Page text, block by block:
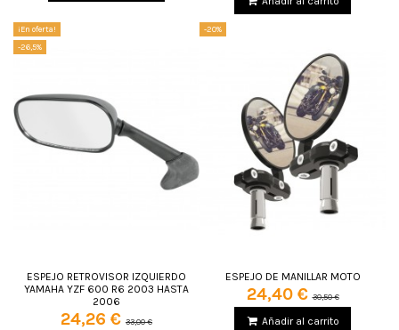
¡En oferta!
-26,5%
ESPEJO RETROVISOR IZQUIERDO
YAMAHA YZF 600 R6 2003 HASTA
2006
24,26 € 33,00 €
-20%
ESPEJO DE MANILLAR MOTO
24,40 €30,50 €
Añadir al carrito